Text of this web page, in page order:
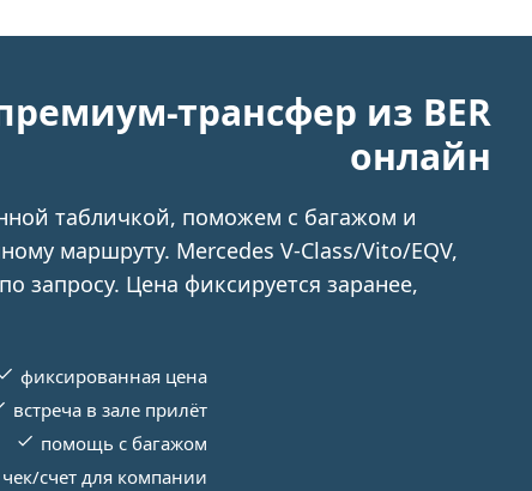
трансфер из BER
онлайн
табличкой, поможем с багажом и
маршруту. Mercedes V-Class/Vito/EQV,
запросу. Цена фиксируется заранее,
фиксированная цена
встреча в зале прилёт
помощь с багажом
чек/счет для компании